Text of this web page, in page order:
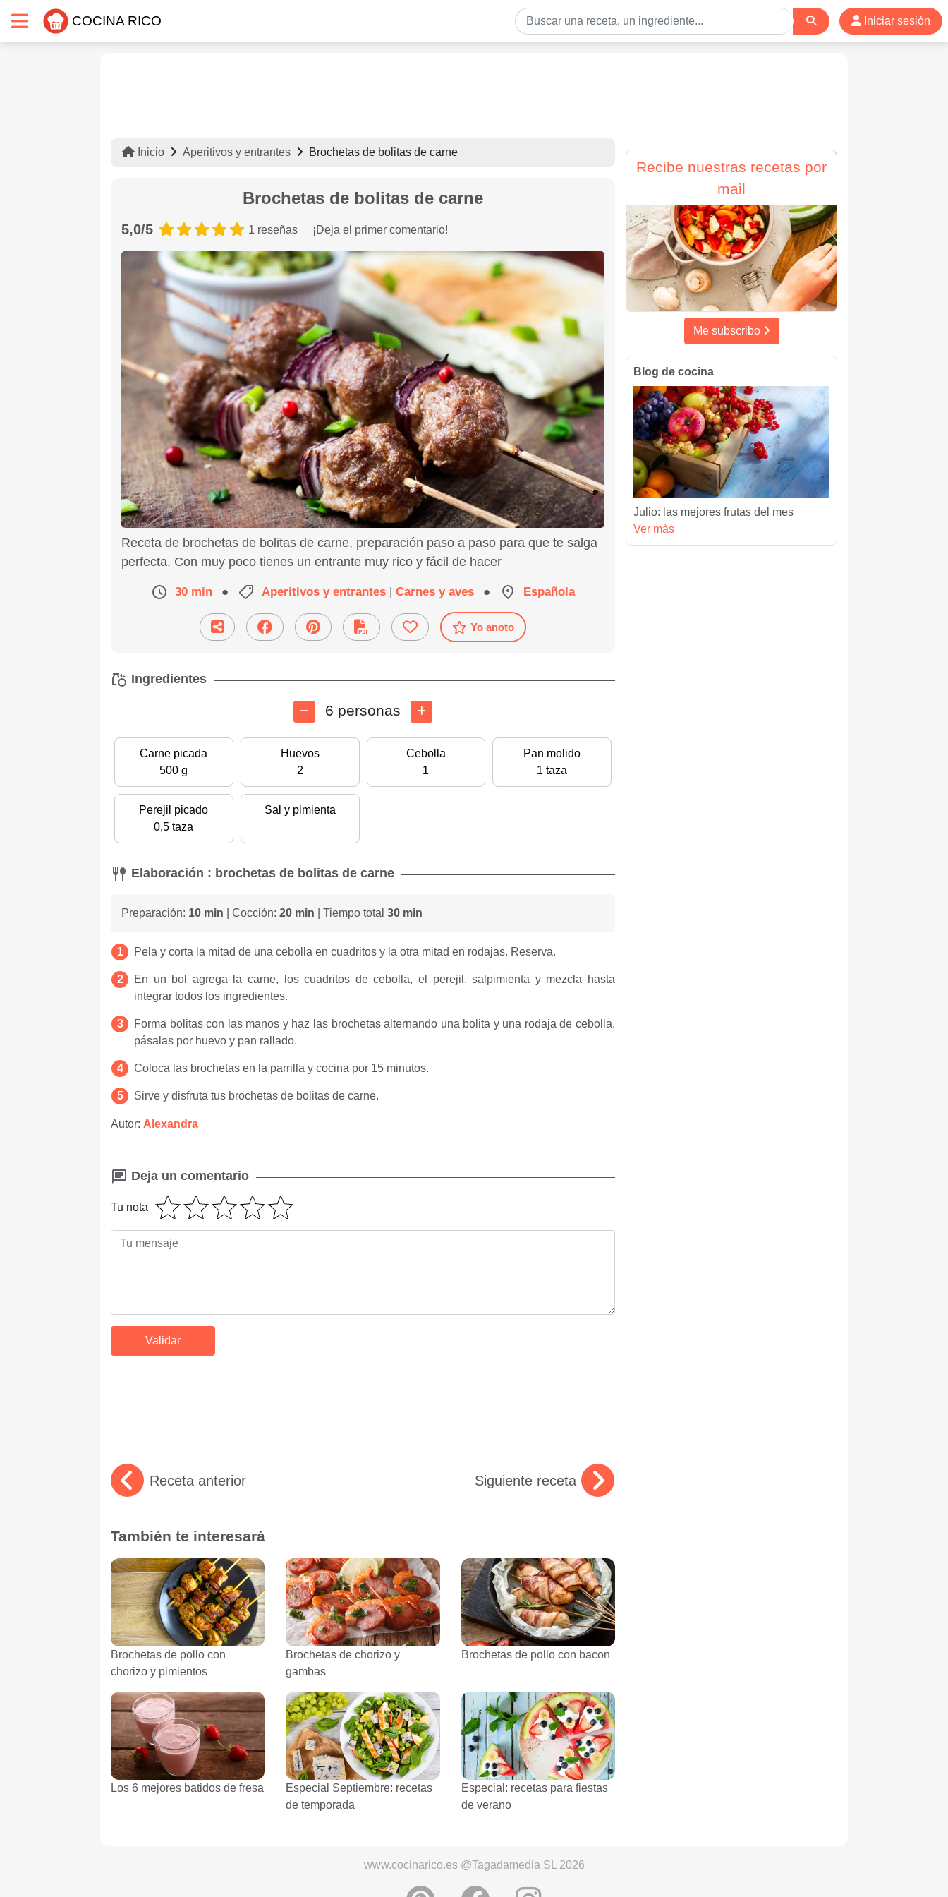
COCINA RICO Iniciar sesión
Inicio Aperitivos y entrantes Brochetas de bolitas de carne
Brochetas de bolitas de carne
5,0/5 1 reseñas ¡Deja el primer comentario!
Receta de brochetas de bolitas de carne, preparación paso a paso para que te salga
perfecta. Con muy poco tienes un entrante muy rico y fácil de hacer
30 min ● Aperitivos y entrantes | Carnes y aves ● Española
Yo anoto
Ingredientes
6 personas
Carne picada
500 g
Huevos
2
Cebolla
1
Pan molido
1 taza
Perejil picado
0,5 taza
Sal y pimienta
Elaboración : brochetas de bolitas de carne
Preparación: 10 min | Cocción: 20 min | Tiempo total 30 min
Pela y corta la mitad de una cebolla en cuadritos y la otra mitad en rodajas. Reserva.
En un bol agrega la carne, los cuadritos de cebolla, el perejil, salpimienta y mezcla hasta
integrar todos los ingredientes.
Forma bolitas con las manos y haz las brochetas alternando una bolita y una rodaja de cebolla,
pásalas por huevo y pan rallado.
Coloca las brochetas en la parrilla y cocina por 15 minutos.
Sirve y disfruta tus brochetas de bolitas de carne.
Autor: Alexandra
Deja un comentario
Tu nota
Receta anterior Siguiente receta
También te interesará
Brochetas de pollo con
chorizo ​​y pimientos
Brochetas de chorizo y
gambas
Brochetas de pollo con bacon
Los 6 mejores batidos de fresa
Especial Septiembre: recetas
de temporada
Especial: recetas para fiestas
de verano
Recibe nuestras recetas por
mail
Me subscribo
Blog de cocina
Julio: las mejores frutas del mes
Ver màs
www.cocinarico.es @Tagadamedia SL 2026